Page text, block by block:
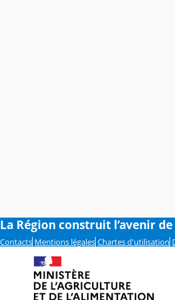
La Région construit l’avenir
Contacts Mentions légales Chartes d'utilisation